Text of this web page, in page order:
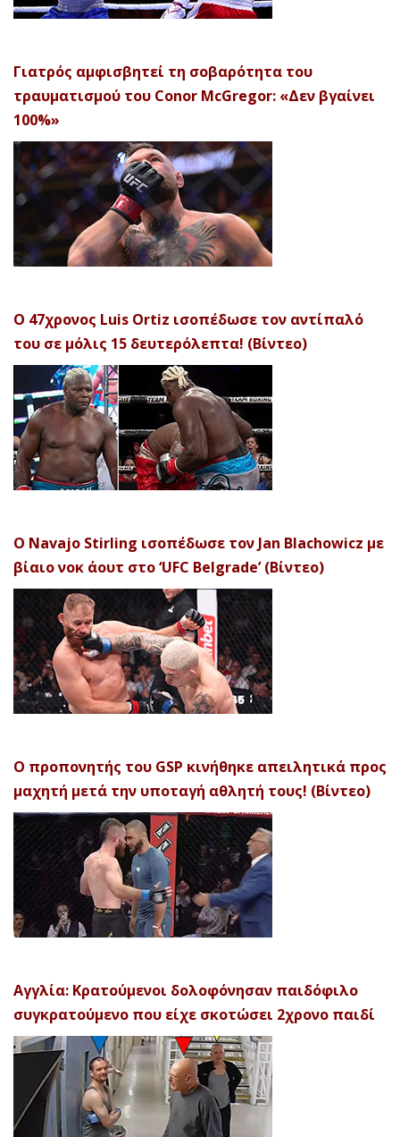
Γιατρός αμφισβητεί τη σοβαρότητα του
τραυματισμού του Conor McGregor: «Δεν βγαίνει
100%»
Ο 47χρονος Luis Ortiz ισοπέδωσε τον αντίπαλό
του σε μόλις 15 δευτερόλεπτα! (Βίντεο)
Ο Navajo Stirling ισοπέδωσε τον Jan Blachowicz με
βίαιο νοκ άουτ στο ‘UFC Belgrade’ (Βίντεο)
Ο προπονητής του GSP κινήθηκε απειλητικά προς
μαχητή μετά την υποταγή αθλητή τους! (Βίντεο)
Αγγλία: Κρατούμενοι δολοφόνησαν παιδόφιλο
συγκρατούμενο που είχε σκοτώσει 2χρονο παιδί